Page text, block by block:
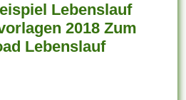
Lebenslauf
2018 Zum
Lebenslauf